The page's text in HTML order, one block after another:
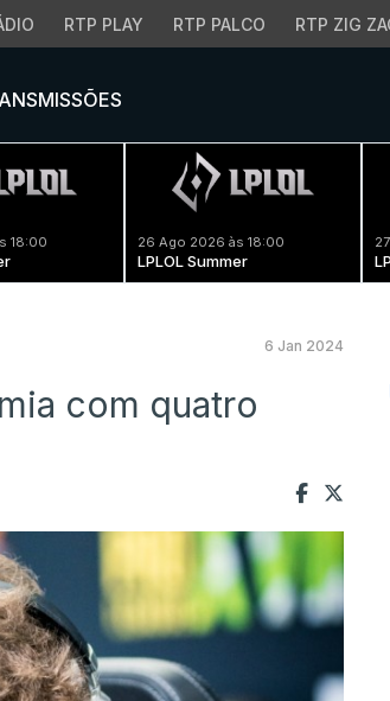
RTP PLAY RTP PALCO RTP ZIG
18:00 26 Ago 2026 às 18:00
LPLOL Summer
6 Jan 2024
com quatro